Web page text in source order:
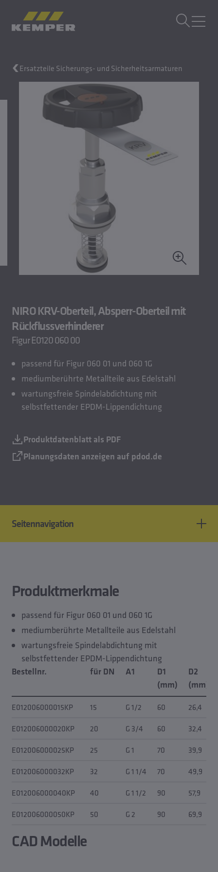
Gusstechnik
Walzprodukte
Unternehmen
DE| DE Sprachwechsler
Ersatzteile Sicherungs- und Sicherheitsarmaturen
NIRO KRV-Oberteil, Absperr-Oberteil mit
Rückflussverhinderer
Figur E0120 060 00
passend für Figur 060 01 und 060 1G
mediumberührte Metallteile aus Edelstahl
wartungsfreie Spindelabdichtung mit
selbstfettender EPDM-Lippendichtung
Produktdatenblatt als PDF
Planungsdaten anzeigen auf pdod.de
Seitennavigation
Ersatzteil von
Produktmerkmale
passend für Figur 060 01 und 060 1G
mediumberührte Metallteile aus Edelstahl
wartungsfreie Spindelabdichtung mit
selbstfettender EPDM-Lippendichtung
Bestellnr.
für DN A1
D1
(mm)
D2
(mm)
E012006000015KP 15 G 1/2 60 26,4
E012006000020KP 20 G 3/4 60 32,4
E012006000025KP 25 G 1 70 39,9
E012006000032KP 32 G 1 1/4 70 49,9
E012006000040KP 40 G 1 1/2 90 57,9
E012006000050KP 50 G 2 90 69,9
CAD Modelle